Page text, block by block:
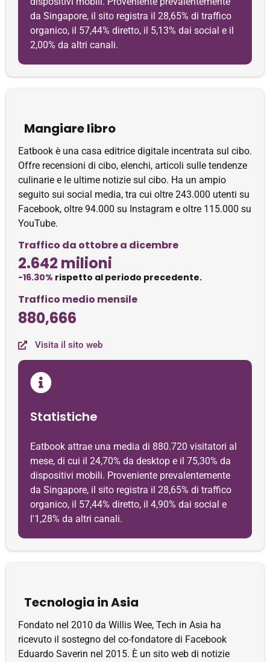
da Singapore, il sito registra il 28,65% di traffico
organico, il 57,44% diretto, il 5,13% dai social e il
2,00% da altri canali.
Mangiare libro
Eatbook è una casa editrice digitale incentrata sul cibo.
Offre recensioni di cibo, elenchi, articoli sulle tendenze
culinarie e le ultime notizie sul cibo. Ha un ampio
seguito sui social media, tra cui oltre 243.000 utenti su
Facebook, oltre 94.000 su Instagram e oltre 115.000 su
YouTube.
Traffico da ottobre a dicembre
2.642 milioni
-16.30% rispetto al periodo precedente.
Traffico medio mensile
880,666
Visita il sito web
Statistiche
Eatbook attrae una media di 880.720 visitatori al
mese, di cui il 24,70% da desktop e il 75,30% da
dispositivi mobili. Proveniente prevalentemente
da Singapore, il sito registra il 28,65% di traffico
organico, il 57,44% diretto, il 4,90% dai social e
l'1,28% da altri canali.
Tecnologia in Asia
Fondato nel 2010 da Willis Wee, Tech in Asia ha
ricevuto il sostegno del co-fondatore di Facebook
Eduardo Saverin nel 2015. È un sito web di notizie